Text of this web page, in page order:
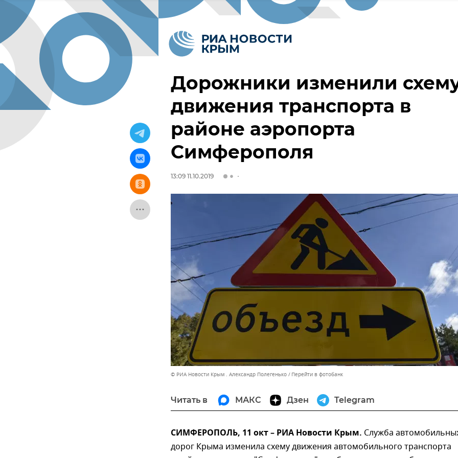
Дорожники изменили
движения транспорта в
районе аэропорта
Симферополя
13:09 11.10.2019
© РИА Новости Крым . Александр Полегенько Перейти в фотобанк
Читать в МАКС Дзен Telegram
СИМФЕРОПОЛЬ, 11 окт – РИА Новости Крым. Служба
дорог Крыма изменила схему движения автомобильного транспорта